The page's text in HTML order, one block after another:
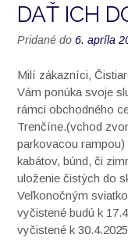
DAŤ ICH
Pridané do 6. apríla
Milí zákazníci,
Vám ponúka svoje
rámci obchodného
Trenčíne.(vchod
parkovacou
kabátov, búnd, či
uloženie čistých do
Veľkonočným
vyčistené budú k
vyčistené k